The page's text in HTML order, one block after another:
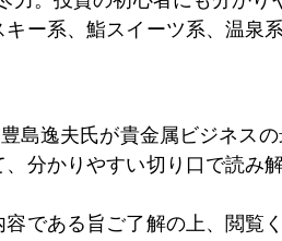
ー系、鮨スイーツ系、温泉系
島逸夫氏が貴金属ビジネス
分かりやすい切り口で読み
である旨ご了解の上、閲覧く